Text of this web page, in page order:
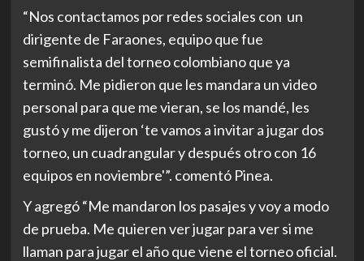
“Nos contactamos por redes sociales con un
dirigente de Faraones, equipo que fue
semifinalista del torneo colombiano que ya
terminó. Me pidieron que les mandara un video
personal para que me vieran, se los mandé, les
gustó y me dijeron ‘te vamos a invitar a jugar dos
torneo, un cuadrangular y después otro con 16
equipos en noviembre'”. comentó Pinea.
Y agregó “Me mandaron los pasajes y voy a modo
de prueba. Me quieren ver jugar para ver si me
llaman para jugar el año que viene el torneo oficial.